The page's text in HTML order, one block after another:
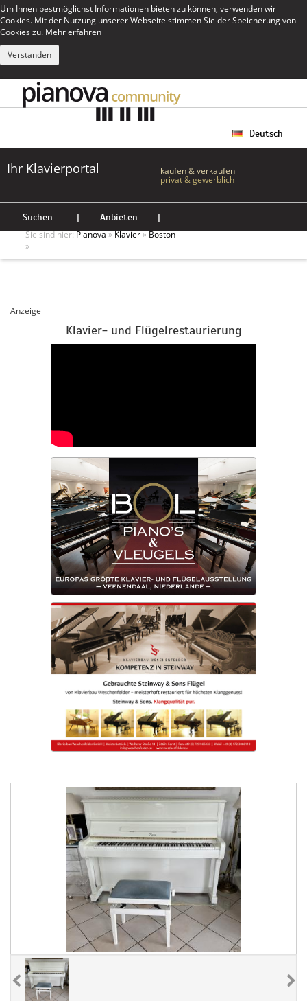
Um Ihnen bestmöglichst Informationen bieten zu können, verwenden wir
Cookies. Mit der Nutzung unserer Webseite stimmen Sie der Speicherung von
Cookies zu. Mehr erfahren
Verstanden
Deutsch
Ihr Klavierportal kaufen & verkaufen
privat & gewerblich
Suchen | Anbieten
|
Sie sind hier:Pianova»Klavier»Boston
»
Anzeige
Klavier- und Flügelrestaurierung